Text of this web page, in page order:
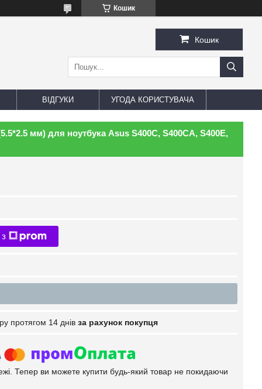
Кошик
Кошик
ВІДГУКИ УГОДА КОРИСТУВАЧА
мм) для ноутбука Asus S400C, S400CA, S400E,
протягом 14 днів за рахунок покупця
Тепер ви можете купити будь-який товар не покидаючи